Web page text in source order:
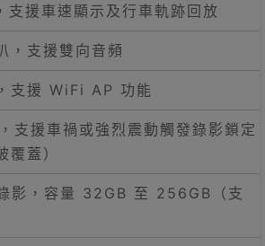
支援車速顯示及行車軌跡回放
，支援雙向音頻
支援 WiFi AP 功能
支援車禍或強烈震動觸發錄影鎖定
覆蓋）
影，容量 32GB 至 256GB（支